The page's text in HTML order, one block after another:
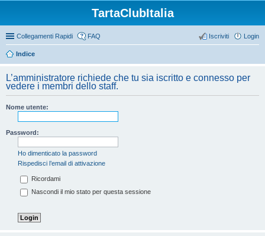
TartaClubItalia
Collegamenti Rapidi FAQ Login
Iscriviti
Indice
L’amministratore richiede che tu sia iscritto e connesso per
vedere i membri dello staff.
Nome utente:
Password:
Ho dimenticato la password
Rispedisci l’email di attivazione
Ricordami
Nascondi il mio stato per questa sessione